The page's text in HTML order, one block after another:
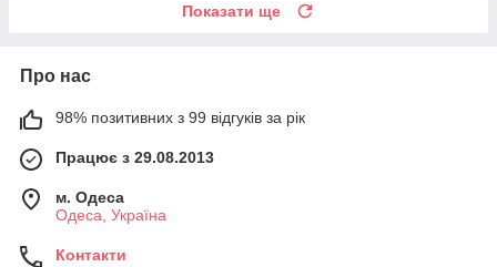
Показати ще
Про нас
98% позитивних з 99 відгуків за рік
Працює з 29.08.2013
м. Одеса
Одеса, Україна
Контакти